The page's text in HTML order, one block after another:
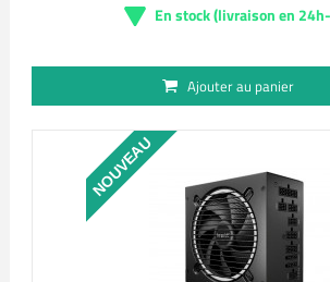
En stock (livraison en
Ajouter au panier
NOUVEAU